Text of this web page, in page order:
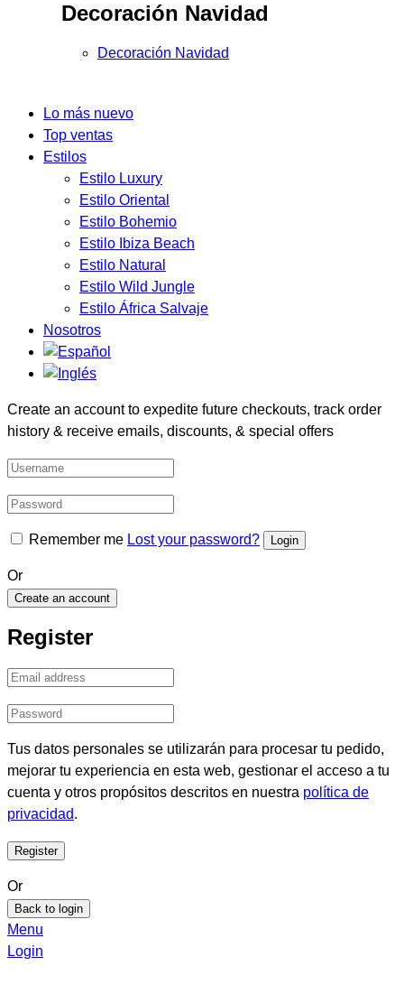
Decoración Navidad
Decoración Navidad
Lo más nuevo
Top ventas
Estilos
Estilo Luxury
Estilo Oriental
Estilo Bohemio
Estilo Ibiza Beach
Estilo Natural
Estilo Wild Jungle
Estilo África Salvaje
Nosotros
Create an account to expedite future checkouts, track order
history & receive emails, discounts, & special offers
Remember me Lost your password?
Or
Create an account
Register
Tus datos personales se utilizarán para procesar tu pedido,
mejorar tu experiencia en esta web, gestionar el acceso a tu
cuenta y otros propósitos descritos en nuestra política de
privacidad.
Or
Back to login
Menu
Login